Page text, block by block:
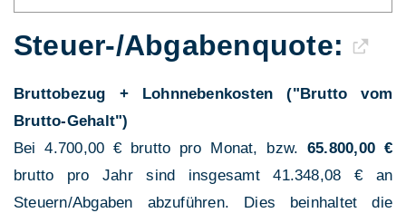
Steuer-/Abgaben­quote:
Bruttobezug + Lohnnebenkosten ("Brutto vom
Brutto-Gehalt")
Bei 4.700,00 € brutto pro Monat, bzw. 65.800,00 €
brutto pro Jahr sind insgesamt 41.348,08 € an
Steuern/Abgaben abzuführen. Dies beinhaltet die